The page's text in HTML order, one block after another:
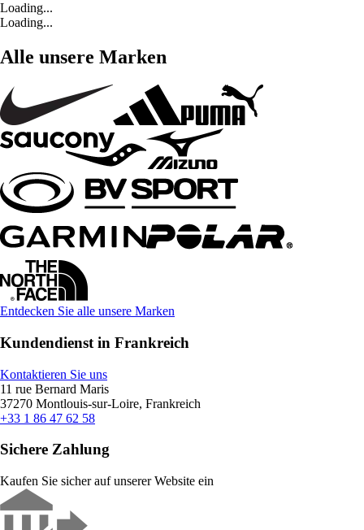
Loading...
Loading...
Alle unsere Marken
Entdecken Sie alle unsere Marken
Kundendienst in Frankreich
Kontaktieren Sie uns
11 rue Bernard Maris
37270 Montlouis-sur-Loire, Frankreich
+33 1 86 47 62 58
Sichere Zahlung
Kaufen Sie sicher auf unserer Website ein